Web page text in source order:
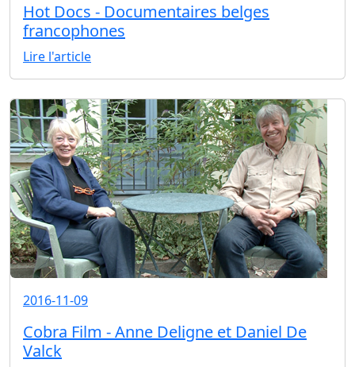
Hot Docs - Documentaires belges
francophones
Lire l'article
2016-11-09
Cobra Film - Anne Deligne et Daniel De
Valck